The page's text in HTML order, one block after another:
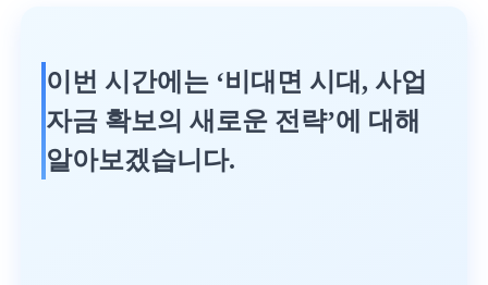
이번 시간에는 ‘비대면 시대, 사업
자금 확보의 새로운 전략’에 대해
알아보겠습니다.